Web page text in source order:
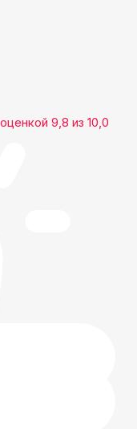
9,8 из 10,0